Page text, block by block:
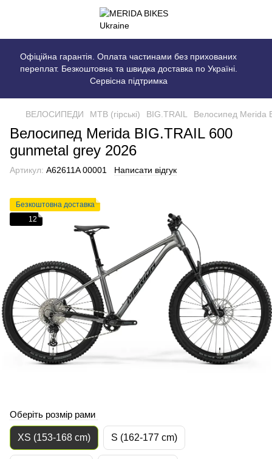
Офіційна гарантія. Оплата частинами без прихованих
переплат. Безкоштовна та швидка доставка по Україні.
Сервісна підтримка
ВЕЛОСИПЕДИ MTB (гірські) BIG.TRAIL Велосипед Merida
Велосипед Merida BIG.TRAIL 600
gunmetal grey 2026
Артикул: A62611A 00001 Написати відгук
Безкоштовна доставка
12
Оберіть розмір рами
XS (153-168 cm) S (162-177 cm)